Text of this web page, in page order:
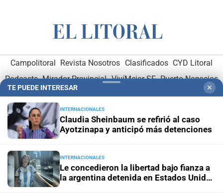
Campolitoral Revista Nosotros Clasificados CYD Litoral
Podcasts Mirador Provincial VivíMejor SF Puerto Negocios
Notife Educacion SF
Hemeroteca Digital (1930-1979)- Receptorías de avisos-
Administración y Publicidad
TE PUEDE INTERESAR ✕
INTERNACIONALES
Claudia Sheinbaum se refirió al caso
Ayotzinapa y anticipó más detenciones
INTERNACIONALES
Le concedieron la libertad bajo fianza a
la argentina detenida en Estados Unidos